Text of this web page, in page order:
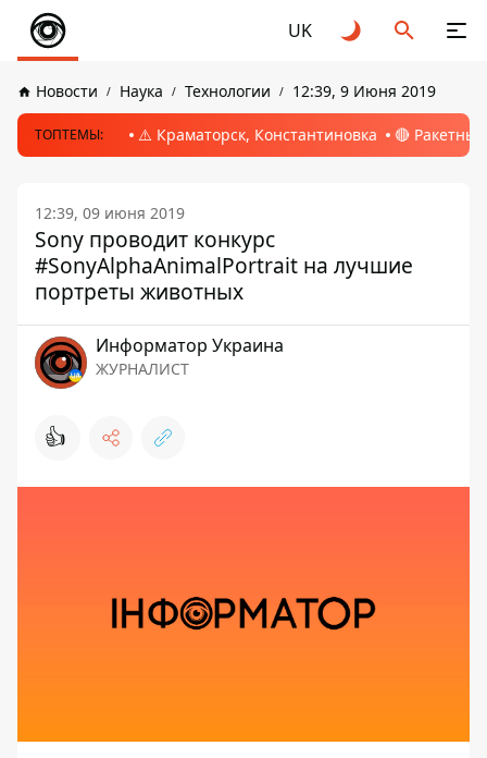
UK
Новости Наука Технологии 12:39, 9 Июня 2019
ТОПТЕМЫ: ⚠️ Краматорск, Константиновка 🔴
12:39, 09 июня 2019
Sony проводит конкурс
#SonyAlphaAnimalPortrait на лучшие
портреты животных
Информатор Украина
ЖУРНАЛИСТ
👍